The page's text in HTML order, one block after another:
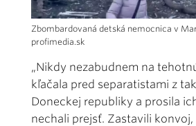
Zbombardovaná detská nemocnica v
profimedia.sk
„Nikdy nezabudnem na
kľačala pred separatistami z
Doneckej republiky a prosila
nechali prejsť. Zastavili